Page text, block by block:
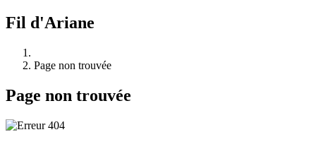
Fil d'Ariane
Page non trouvée
Page non trouvée